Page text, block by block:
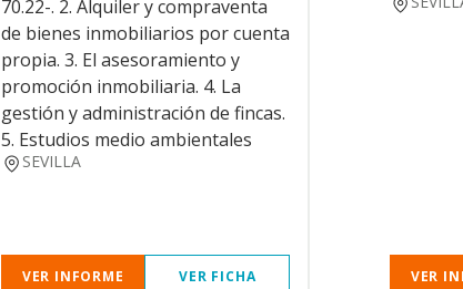
70.22-. 2. Alquiler y compraventa
de bienes inmobiliarios por cuenta
propia. 3. El asesoramiento y
promoción inmobiliaria. 4. La
gestión y administración de fincas.
5. Estudios medio ambientales
SEVILLA
VER INFORME VER FICHA VER